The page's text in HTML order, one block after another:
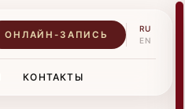
ОНЛАЙН-ЗАПИСЬ
RU
EN
КОНТАКТЫ